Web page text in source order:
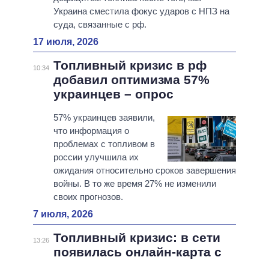
Украина сместила фокус ударов с НПЗ на
суда, связанные с рф.
17 июля, 2026
10:34 Топливный кризис в рф
добавил оптимизма 57%
украинцев – опрос
57% украинцев заявили,
что информация о
проблемах с топливом в
россии улучшила их
ожидания относительно сроков завершения
войны. В то же время 27% не изменили
своих прогнозов.
7 июля, 2026
13:26 Топливный кризис: в сети
появилась онлайн-карта с